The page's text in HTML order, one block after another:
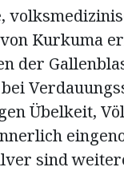
Kurkuma
der
Übelkeit,
sind